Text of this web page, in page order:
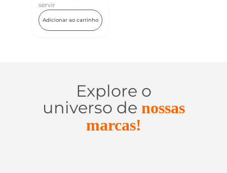
servir
Adicionar ao carrinho
Explore o
universo de nossas
marcas!